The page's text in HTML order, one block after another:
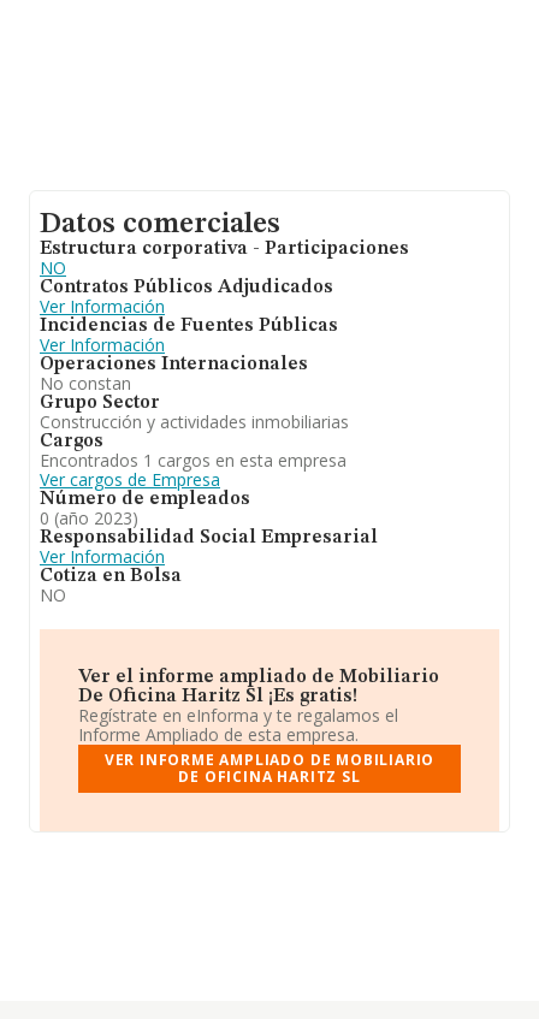
Datos comerciales
Estructura corporativa - Participaciones
NO
Contratos Públicos Adjudicados
Ver Información
Incidencias de Fuentes Públicas
Ver Información
Operaciones Internacionales
No constan
Grupo Sector
Construcción y actividades inmobiliarias
Cargos
Encontrados 1 cargos en esta empresa
Ver cargos de Empresa
Número de empleados
0 (año 2023)
Responsabilidad Social Empresarial
Ver Información
Cotiza en Bolsa
NO
Ver el informe ampliado de Mobiliario
De Oficina Haritz Sl ¡Es gratis!
Regístrate en eInforma y te regalamos el
Informe Ampliado de esta empresa.
VER INFORME AMPLIADO DE MOBILIARIO
DE OFICINA HARITZ SL